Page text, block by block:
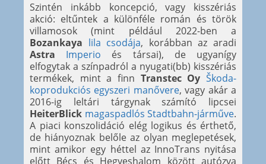
Szintén inkább koncepció, vagy kisszériás
akció: eltűntek a különféle román és török
villamosok (mint például 2022-ben a
Bozankaya lila csodája, korábban az aradi
Astra
Imperio és társai), de ugyanígy
elfogytak a színpadról a nyugati(bb) kisszériás
termékek, mint a finn Transtec Oy Škoda-
koprodukciós egyszeri manővere, vagy akár a
2016-ig leltári tárgynak számító lipcsei
HeiterBlick magaspadlós Stadtbahn-járműve.
A piaci konszolidáció elég logikus és érthető,
de hiányoznak belőle az olyan meglepetések,
mint amikor egy héttel az InnoTrans nyitása
előtt Bécs és Hegyeshalom között autózva